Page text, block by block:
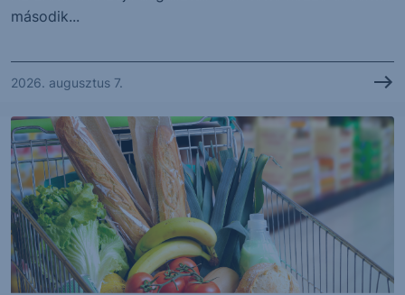
második...
2026. augusztus 7.